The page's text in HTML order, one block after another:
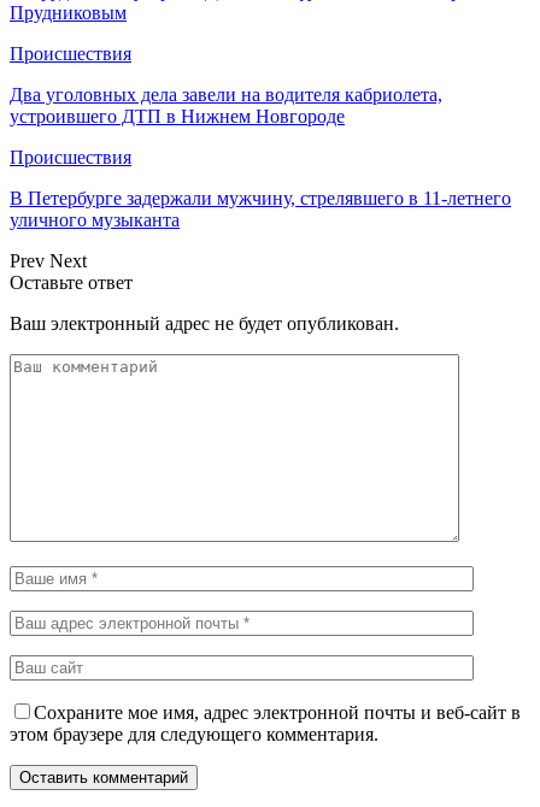
Прудниковым
Происшествия
Два уголовных дела завели на водителя кабриолета,
устроившего ДТП в Нижнем Новгороде
Происшествия
В Петербурге задержали мужчину, стрелявшего в 11-летнего
уличного музыканта
Prev Next
Оставьте ответ
Ваш электронный адрес не будет опубликован.
Сохраните мое имя, адрес электронной почты и веб-сайт в
этом браузере для следующего комментария.